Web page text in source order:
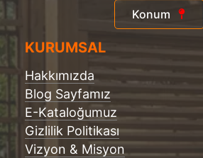
Konum
KURUMSAL
Hakkımızda
Blog Sayfamız
E-Kataloğumuz
Gizlilik Politikası
Vizyon & Misyon